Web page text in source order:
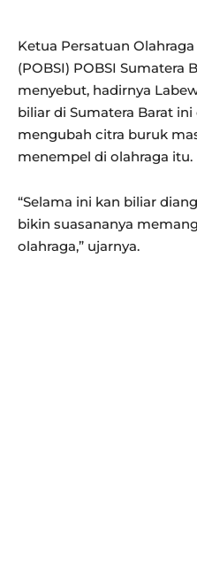
Ketua Persatuan
(POBSI) POBSI Sumatera
menyebut, hadirnya
biliar di Sumatera Barat
mengubah citra buruk
menempel di olahraga itu.
“Selama ini kan biliar
bikin suasananya
olahraga,” ujarnya.